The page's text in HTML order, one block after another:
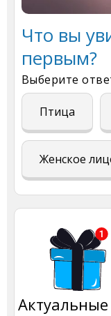
Что вы
первым?
Выберите
Птица
Женское